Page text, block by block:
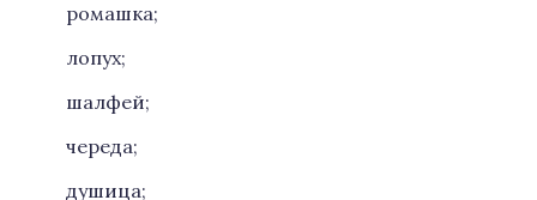
ромашка;
лопух;
шалфей;
череда;
душица;